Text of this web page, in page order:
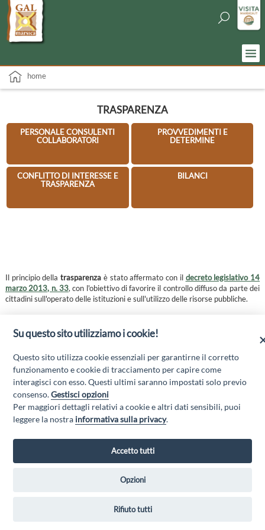
home
TRASPARENZA
PERSONALE CONSULENTI
COLLABORATORI
PROVVEDIMENTI E
DETERMINE
CONFLITTO DI INTERESSE E
TRASPARENZA
BILANCI
Il principio dellatrasparenza è stato affermato con il decreto legislativo 14
marzo 2013, n. 33, con l'obiettivo di favorire il controllo diffuso da parte dei
cittadini sull'operato delle istituzioni e sull'utilizzo delle risorse pubbliche.
amministrazioni intende incentivare la partecipazione dei cittadini allo
scopo di:
assicurare la conoscenza dei servizi resi, le caratteristiche
quantitative e qualitative e le modalità di erogazione;
prevenire fenomeni di corruzione e promuovere l’integrità;
sottoporre al controllo diffuso ogni fase del ciclo di gestione della
performance per consentirne il miglioramento.
Privacy Policy|
Su questo sito utilizziamo i cookie!
Questo sito utilizza cookie essenziali per garantirne il corretto
funzionamento e cookie di tracciamento per capire come
interagisci con esso. Questi ultimi saranno impostati solo previo
consenso.Gestisci opzioni
Per maggiori dettagli relativi a cookie e altri dati sensibili, puoi
leggere la nostra informativa sulla privacy.
Accetto tutti
Opzioni
Rifiuto tutti